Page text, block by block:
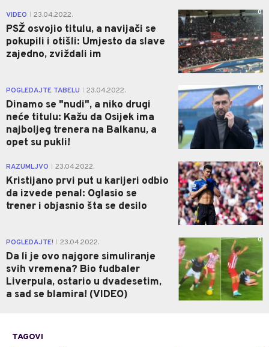
VIDEO 23.04.2022.
PSŽ osvojio titulu, a navijači se
pokupili i otišli: Umjesto da slave
zajedno, zviždali im
0
POGLEDAJTE TABELU 23.04.2022.
Dinamo se "nudi", a niko drugi
neće titulu: Kažu da Osijek ima
najboljeg trenera na Balkanu, a
opet su pukli!
0
RAZUMLJVO 23.04.2022.
Kristijano prvi put u karijeri odbio
da izvede penal: Oglasio se
trener i objasnio šta se desilo
0
POGLEDAJTE! 23.04.2022.
Da li je ovo najgore simuliranje
svih vremena? Bio fudbaler
Liverpula, ostario u dvadesetim,
a sad se blamira! (VIDEO)
0
TAGOVI